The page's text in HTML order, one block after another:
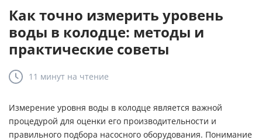
Как точно измерить уровень
воды в колодце: методы и
практические советы
11 минут на чтение
Измерение уровня воды в колодце является важной
процедурой для оценки его производительности и
правильного подбора насосного оборудования. Понимание